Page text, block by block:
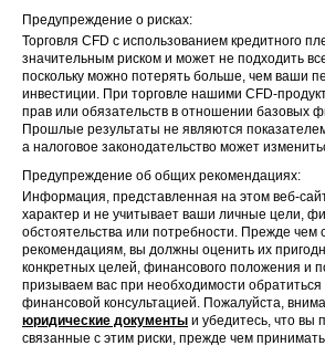
Предупреждение о рисках:
Торговля CFD с использованием кредитного
значительным риском и может не подходить
поскольку можно потерять больше, чем ваши
инвестиции. При торговле нашими CFD-
прав или обязательств в отношении базовых
Прошлые результаты не являются
а налоговое законодательство может
Предупреждение об общих рекомендациях:
Информация, представленная на этом веб-
характер и не учитывает ваши личные цели,
обстоятельства или потребности. Прежде чем
рекомендациям, вы должны оценить их
конкретных целей, финансового положения и
призываем вас при необходимости обратиться
финансовой консультацией. Пожалуйста,
юридические документы и убедитесь, что вы
связанные с этим риски, прежде чем